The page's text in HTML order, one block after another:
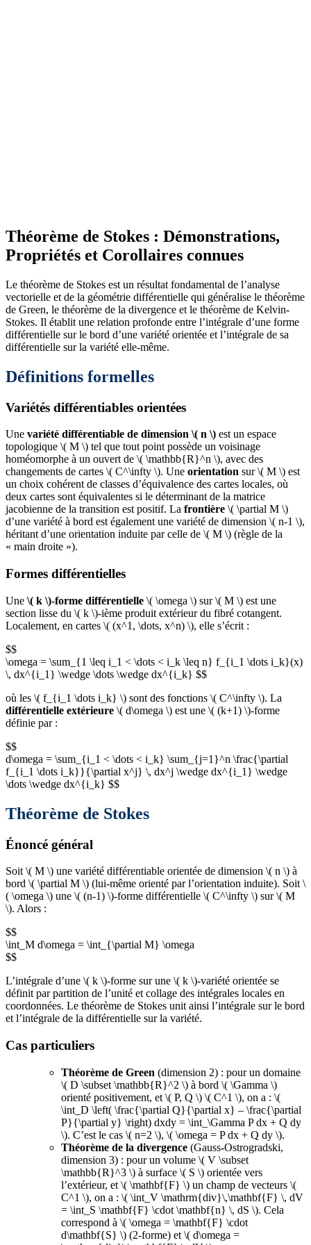
Théorème de Stokes : Démonstrations,
Propriétés et Corollaires connues
Le théorème de Stokes est un résultat fondamental de l’analyse
vectorielle et de la géométrie différentielle qui généralise le théorème
de Green, le théorème de la divergence et le théorème de Kelvin-
Stokes. Il établit une relation profonde entre l’intégrale d’une forme
différentielle sur le bord d’une variété orientée et l’intégrale de sa
différentielle sur la variété elle-même.
Définitions formelles
Variétés différentiables orientées
Une variété différentiable de dimension \( n \) est un espace
topologique \( M \) tel que tout point possède un voisinage
homéomorphe à un ouvert de \( \mathbb{R}^n \), avec des
changements de cartes \( C^\infty \). Une orientation sur \( M \) est
un choix cohérent de classes d’équivalence des cartes locales, où
deux cartes sont équivalentes si le déterminant de la matrice
jacobienne de la transition est positif. La frontière \( \partial M \)
d’une variété à bord est également une variété de dimension \( n-1 \),
héritant d’une orientation induite par celle de \( M \) (règle de la
« main droite »).
Formes différentielles
Une \( k \)-forme différentielle \( \omega \) sur \( M \) est une
section lisse du \( k \)-ième produit extérieur du fibré cotangent.
Localement, en cartes \( (x^1, \dots, x^n) \), elle s’écrit :
$$
\omega = \sum_{1 \leq i_1 < \dots < i_k \leq n} f_{i_1 \dots i_k}(x)
\, dx^{i_1} \wedge \dots \wedge dx^{i_k} $$
où les \( f_{i_1 \dots i_k} \) sont des fonctions \( C^\infty \). La
différentielle extérieure \( d\omega \) est une \( (k+1) \)-forme
définie par :
$$
d\omega = \sum_{i_1 < \dots < i_k} \sum_{j=1}^n \frac{\partial
f_{i_1 \dots i_k}}{\partial x^j} \, dx^j \wedge dx^{i_1} \wedge
\dots \wedge dx^{i_k} $$
Théorème de Stokes
Énoncé général
Soit \( M \) une variété différentiable orientée de dimension \( n \) à
bord \( \partial M \) (lui-même orienté par l’orientation induite). Soit \
( \omega \) une \( (n-1) \)-forme différentielle \( C^\infty \) sur \( M
\). Alors :
$$
\int_M d\omega = \int_{\partial M} \omega
$$
L’intégrale d’une \( k \)-forme sur une \( k \)-variété orientée se
définit par partition de l’unité et collage des intégrales locales en
coordonnées. Le théorème de Stokes unit ainsi l’intégrale sur le bord
et l’intégrale de la différentielle sur la variété.
Cas particuliers
Théorème de Green (dimension 2) : pour un domaine
\( D \subset \mathbb{R}^2 \) à bord \( \Gamma \)
orienté positivement, et \( P, Q \) \( C^1 \), on a : \(
\int_D \left( \frac{\partial Q}{\partial x} – \frac{\partial
P}{\partial y} \right) dxdy = \int_\Gamma P dx + Q dy
\). C’est le cas \( n=2 \), \( \omega = P dx + Q dy \).
Théorème de la divergence (Gauss-Ostrogradski,
dimension 3) : pour un volume \( V \subset
\mathbb{R}^3 \) à surface \( S \) orientée vers
l’extérieur, et \( \mathbf{F} \) un champ de vecteurs \(
C^1 \), on a : \( \int_V \mathrm{div}\,\mathbf{F} \, dV
= \int_S \mathbf{F} \cdot \mathbf{n} \, dS \). Cela
correspond à \( \omega = \mathbf{F} \cdot
d\mathbf{S} \) (2-forme) et \( d\omega =